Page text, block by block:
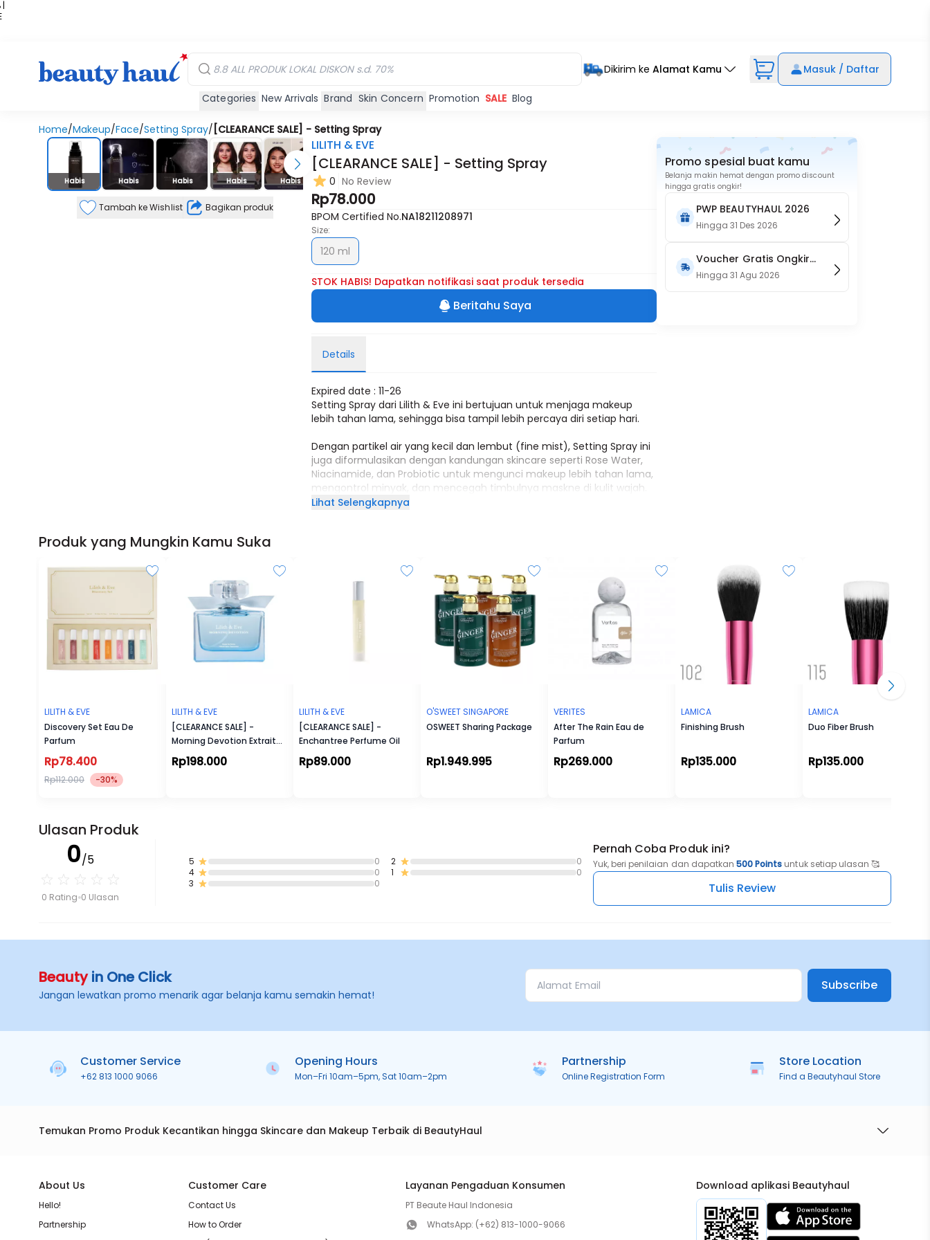
|
Dikirim ke Alamat Kamu Masuk / Daftar
Categories New Arrivals Brand Skin Concern Promotion SALE Blog
Home/Makeup/Face/Setting Spray/ [CLEARANCE SALE] - Setting Spray
Stok Habis
Habis Habis Habis Habis Habis
Tambah ke Wishlist Bagikan produk
LILITH & EVE
[CLEARANCE SALE] - Setting Spray
0 No Review
Rp78.000
BPOM Certified No.NA18211208971
Size:
120 ml
STOK HABIS! Dapatkan notifikasi saat produk tersedia
Beritahu Saya
Details
Expired date : 11-26
Setting Spray dari Lilith & Eve ini bertujuan untuk menjaga makeup
lebih tahan lama, sehingga bisa tampil lebih percaya diri setiap hari.
Dengan partikel air yang kecil dan lembut (fine mist), Setting Spray ini
juga diformulasikan dengan kandungan skincare seperti Rose Water,
Niacinamide, dan Probiotic untuk mengunci makeup lebih tahan lama,
mengontrol minyak, dan mencegah timbulnya maskne di kulit wajah.
Setting Spray ini juga berfungsi mencegah makeup transfer ke masker
Lihat Selengkapnya
Promo spesial buat kamu
Belanja makin hemat dengan promo discount
hingga gratis ongkir!
PWP BEAUTYHAUL 2026
Hingga31 Des 2026
Voucher Gratis Ongkir
15RB (Only on Website)
Hingga31 Agu 2026
Produk yang Mungkin Kamu Suka
LILITH & EVE
Discovery Set Eau De
Parfum
Rp78.400
Rp112.000 -30%
LILITH & EVE
[CLEARANCE SALE] -
Morning Devotion Extrait
De Parfum
Rp198.000
LILITH & EVE
[CLEARANCE SALE] -
Enchantree Perfume Oil
Rp89.000
O'SWEET SINGAPORE
OSWEET Sharing Package
Rp1.949.995
VERITES
After The Rain Eau de
Parfum
Rp269.000
LAMICA
Finishing Brush
Rp135.000
LAMICA
Duo Fiber Brush
Rp135.000
Ulasan Produk
0/5
0 Rating 0 Ulasan
5
0
4
0
3
0
2
0
1
0
Pernah Coba Produk ini?
Yuk, beri penilaian dan dapatkan 500 Points untuk setiap ulasan 🥰
Tulis Review
Beautyin One Click
Jangan lewatkan promo menarik agar belanja kamu semakin hemat!
Subscribe
Customer Service
+62 813 1000 9066
Opening Hours
Mon–Fri 10am–5pm, Sat 10am–2pm
Partnership
Online Registration Form
Store Location
Find a Beautyhaul Store
Temukan Promo Produk Kecantikan hingga Skincare dan Makeup Terbaik di BeautyHaul
About Us
Hello!
Partnership
Customer Care
Contact Us
How to Order
Layanan Pengaduan Konsumen
PT Beaute Haul Indonesia
WhatsApp: (+62) 813-1000-9066
Download aplikasi Beautyhaul